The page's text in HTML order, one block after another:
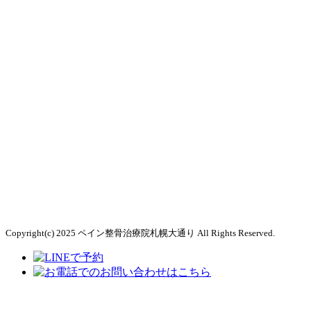
Copyright(c) 2025 ペイン整骨治療院札幌大通り All Rights Reserved.